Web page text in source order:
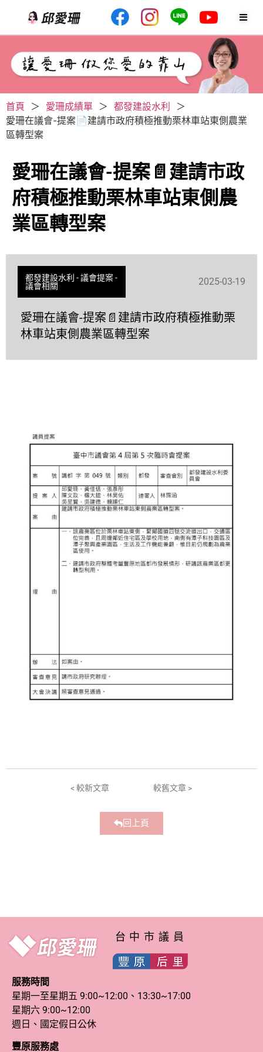
首頁 ＞ 愛珊成績單 ＞ 都發建設水利
＞
愛珊在議會-提案📄建請市政府積極推動栗林車站東側農業
區轉型案
愛珊在議會-提案📄建請市政
府積極推動栗林車站東側農
業區轉型案
都發建設水利 -議會提案-
議會相關
2025-03-19
愛珊在議會-提案📄建請市政府積極推動栗
林車站東側農業區轉型案
< 較新文章 較舊文章 >
回上頁
台中市議員
服務時間
星期一至星期五 9:00~12:00、13:30~17:00
星期六 9:00~12:00
週日、國定假日公休
豐原服務處